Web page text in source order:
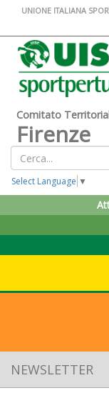
UNIONE ITALIANA
Comitato
Firenze
Select Language ▼
NEWSLETTER